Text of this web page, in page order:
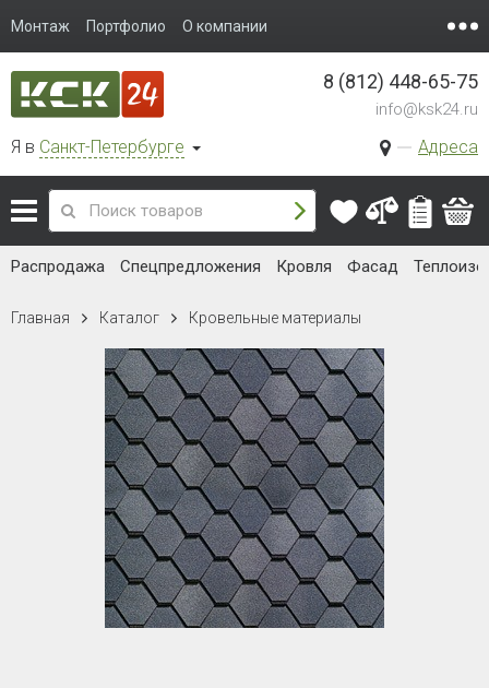
Монтаж Портфолио О компании
Я в Санкт-Петербурге Адреса
8 (812) 448-65-75
info@ksk24.ru
Распродажа Спецпредложения Кровля Фасад
Главная Каталог Кровельные материалы